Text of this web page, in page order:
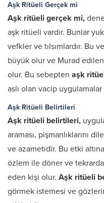
Aşk Ritüeli Gerçek mi
Aşk ritüeli gerçek mi,
aşk ritüeli vardır. Bunlar
vefkler ve tılsımlardır. Bu
büyük olur ve Murad
olur. Bu sebepten aşk
aslı olan vacip
Aşk Ritüeli Belirtileri
Aşk ritüeli belirtileri,
araması, pişmanlıklarını
ve azametidir. Bu etki
özlem ile döner ve
eden kişi olur. Aşk ritüeli
görmek istemesi ve